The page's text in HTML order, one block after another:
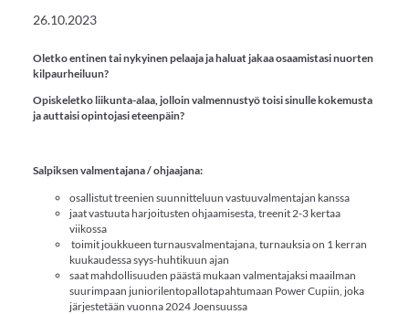
26.10.2023
Oletko entinen tai nykyinen pelaaja ja haluat jakaa osaamistasi nuorten
kilpaurheiluun?
Opiskeletko liikunta-alaa, jolloin valmennustyö toisi sinulle kokemusta
ja auttaisi opintojasi eteenpäin?
Salpiksen valmentajana / ohjaajana:
osallistut treenien suunnitteluun vastuuvalmentajan kanssa
jaat vastuuta harjoitusten ohjaamisesta, treenit 2-3 kertaa
viikossa
toimit joukkueen turnausvalmentajana, turnauksia on 1 kerran
kuukaudessa syys-huhtikuun ajan
saat mahdollisuuden päästä mukaan valmentajaksi maailman
suurimpaan juniorilentopallotapahtumaan Power Cupiin, joka
järjestetään vuonna 2024 Joensuussa